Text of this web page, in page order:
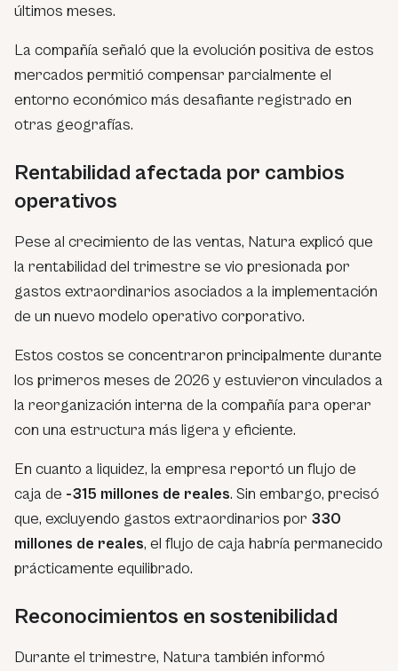
últimos meses.
La compañía señaló que la evolución positiva de estos
mercados permitió compensar parcialmente el
entorno económico más desafiante registrado en
otras geografías.
Rentabilidad afectada por cambios
operativos
Pese al crecimiento de las ventas, Natura explicó que
la rentabilidad del trimestre se vio presionada por
gastos extraordinarios asociados a la implementación
de un nuevo modelo operativo corporativo.
Estos costos se concentraron principalmente durante
los primeros meses de 2026 y estuvieron vinculados a
la reorganización interna de la compañía para operar
con una estructura más ligera y eficiente.
En cuanto a liquidez, la empresa reportó un flujo de
caja de -315 millones de reales. Sin embargo, precisó
que, excluyendo gastos extraordinarios por 330
millones de reales, el flujo de caja habría permanecido
prácticamente equilibrado.
Reconocimientos en sostenibilidad
Durante el trimestre, Natura también informó